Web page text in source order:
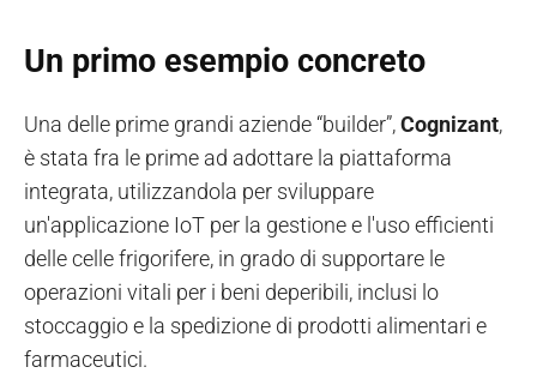
Un primo esempio concreto
Una delle prime grandi aziende “builder”,Cognizant,
è stata fra le prime ad adottare la piattaforma
integrata, utilizzandola per sviluppare
un'applicazione IoT per la gestione e l'uso efficienti
delle celle frigorifere, in grado di supportare le
operazioni vitali per i beni deperibili, inclusi lo
stoccaggio e la spedizione di prodotti alimentari e
farmaceutici.